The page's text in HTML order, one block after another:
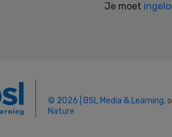
Je moet
© 2026 | BSL Media & Learning,
Nature